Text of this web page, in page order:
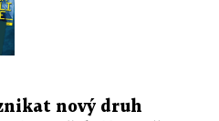
nový druh